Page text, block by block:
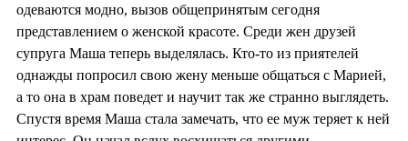
одеваются модно, вызов общепринятым сегодня
представлением о женской красоте. Среди жен друзей
супруга Маша теперь выделялась. Кто-то из приятелей
однажды попросил свою жену меньше общаться с Марией,
а то она в храм поведет и научит так же странно выглядеть.
Спустя время Маша стала замечать, что ее муж теряет к ней